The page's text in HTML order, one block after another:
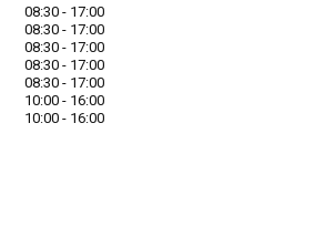
08:30
17:00
08:30
17:00
08:30
17:00
08:30
17:00
08:30
17:00
10:00
16:00
10:00 16:00